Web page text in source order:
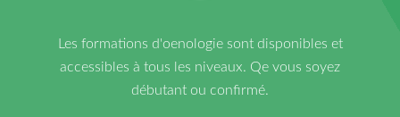
Les formations d'oenologie sont disponibles et
accessibles à tous les niveaux. Qe vous soyez
débutant ou confirmé.